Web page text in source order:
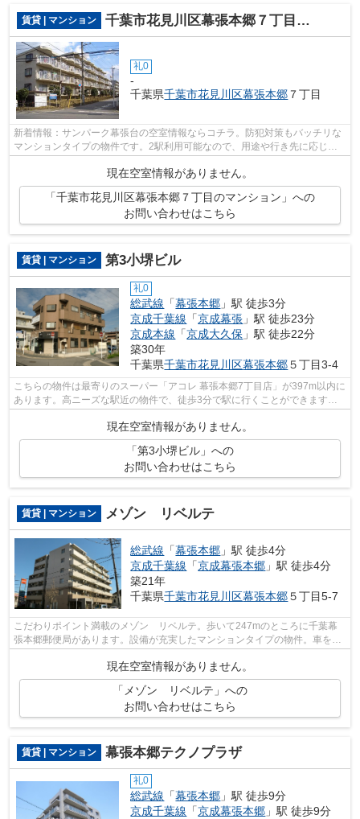
賃貸 | マンション 千葉市花見川区幕張本郷７丁目のマンション
礼0
-
千葉県千葉市花見川区幕張本郷 ７丁目
新着情報：サンパーク幕張台の空室情報ならコチラ。防犯対策もバッチリな
マンションタイプの物件です。2駅利用可能なので、用途や行き先に応じて
現在空室情報がありません。
「千葉市花見川区幕張本郷７丁目のマンション」への
お問い合わせはこちら
賃貸 | マンション 第3小堺ビル
礼0
総武線 「幕張本郷 」駅 徒歩3分
京成千葉線 「京成幕張 」駅 徒歩23分
京成本線 「京成大久保 」駅 徒歩22分
築30年
千葉県千葉市花見川区幕張本郷５丁目3-4
こちらの物件は最寄りのスーパー「アコレ 幕張本郷7丁目店」が397m以内に
あります。高ニーズな駅近の物件で、徒歩3分で駅に行くことができます。
現在空室情報がありません。
「第3小堺ビル」への
お問い合わせはこちら
賃貸 | マンション メゾン リベルテ
総武線 「幕張本郷 」駅 徒歩4分
京成千葉線 「京成幕張本郷 」駅 徒歩4分
築21年
千葉県千葉市花見川区幕張本郷５丁目5-7
こだわりポイント満載のメゾン リベルテ。歩いて247mのところに千葉幕
張本郷郵便局があります。設備が充実したマンションタイプの物件。車をお
持ちの方にもオススメの、機械式駐車場...
現在空室情報がありません。
「メゾン リベルテ」への
お問い合わせはこちら
賃貸 | マンション 幕張本郷テクノプラザ
礼0
総武線 「幕張本郷 」駅 徒歩9分
京成千葉線 「京成幕張本郷 」駅 徒歩9分